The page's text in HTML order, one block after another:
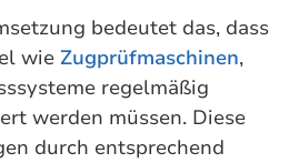
bedeutet das, dass
wie Zugprüfmaschinen,
regelmäßig
werden müssen. Diese
durch entsprechend